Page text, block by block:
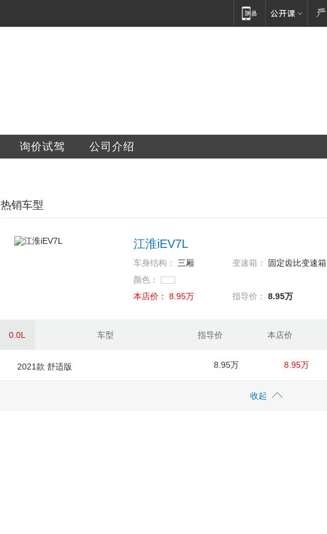
询价试驾 公司介绍
热销车型
江淮iEV7L
车身结构： 三厢 变速箱：
固定齿比变速箱
颜色：
本店价：
8.95万 指导价： 8.95万
0.0L 车型 指导价 本店价
2021款 舒适版 8.95万 8.95万
收起